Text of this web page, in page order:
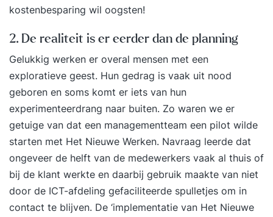
kostenbesparing wil oogsten!
2. De realiteit is er eerder dan de planning
Gelukkig werken er overal mensen met een
exploratieve geest. Hun gedrag is vaak uit nood
geboren en soms komt er iets van hun
experimenteerdrang naar buiten. Zo waren we er
getuige van dat een managementteam een pilot wilde
starten met Het Nieuwe Werken. Navraag leerde dat
ongeveer de helft van de medewerkers vaak al thuis of
bij de klant werkte en daarbij gebruik maakte van niet
door de ICT-afdeling gefaciliteerde spulletjes om in
contact te blijven. De ‘implementatie van Het Nieuwe